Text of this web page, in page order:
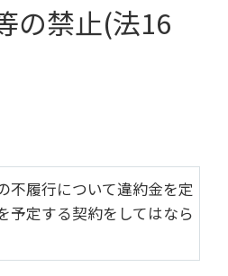
の禁止(法16
不履行について違約金を定
予定する契約をしてはなら